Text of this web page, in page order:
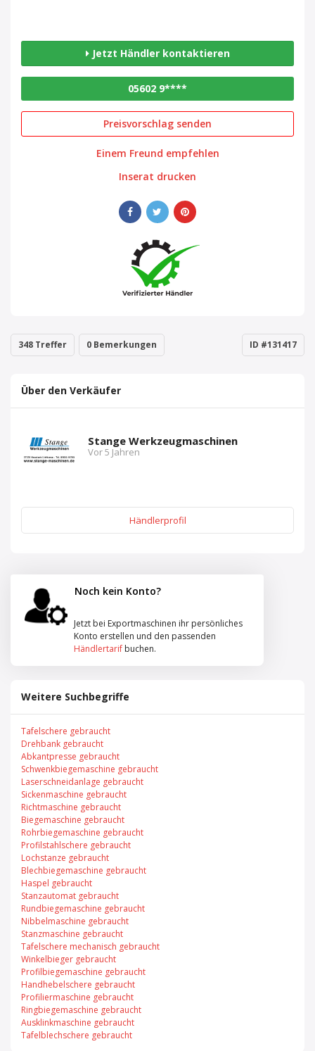
Jetzt Händler kontaktieren
05602 9****
Preisvorschlag senden
Einem Freund empfehlen
Inserat drucken
348 Treffer 0 Bemerkungen ID #131417
Über den Verkäufer
Stange Werkzeugmaschinen
Vor 5 Jahren
Händlerprofil
Noch kein Konto?
Jetzt bei Exportmaschinen ihr persönliches
Konto erstellen und den passenden
Händlertarif buchen.
Weitere Suchbegriffe
Tafelschere gebraucht
Drehbank gebraucht
Abkantpresse gebraucht
Schwenkbiegemaschine gebraucht
Laserschneidanlage gebraucht
Sickenmaschine gebraucht
Richtmaschine gebraucht
Biegemaschine gebraucht
Rohrbiegemaschine gebraucht
Profilstahlschere gebraucht
Lochstanze gebraucht
Blechbiegemaschine gebraucht
Haspel gebraucht
Stanzautomat gebraucht
Rundbiegemaschine gebraucht
Nibbelmaschine gebraucht
Stanzmaschine gebraucht
Tafelschere mechanisch gebraucht
Winkelbieger gebraucht
Profilbiegemaschine gebraucht
Handhebelschere gebraucht
Profiliermaschine gebraucht
Ringbiegemaschine gebraucht
Ausklinkmaschine gebraucht
Tafelblechschere gebraucht